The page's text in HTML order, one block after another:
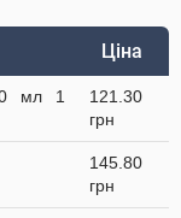
Ціна
мл 1
121.30
грн
145.80
грн